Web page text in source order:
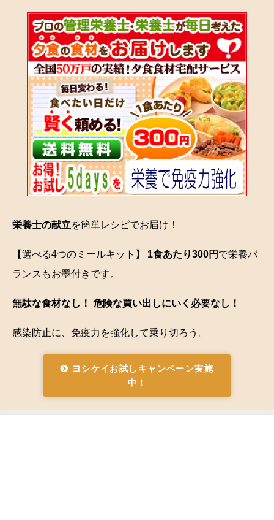
栄養士の献立を簡単レシピでお届け！
【選べる4つのミールキット】 1食あたり300円 で栄養バ
ランスもお墨付きです。
無駄な食材なし！ 危険な買い出しにいく必要なし！
感染防止に、免疫力を強化して乗り切ろう。
ヨシケイお試しキャンペーン実施
中！